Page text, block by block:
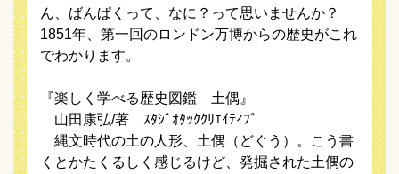
ん、ばんぱくって、なに？って思いませんか？
1851年、第一回のロンドン万博からの歴史がこれ
でわかります。
『楽しく学べる歴史図鑑 土偶』
山田康弘/著 ｽﾀｼﾞｵﾀｯｸｸﾘｴｲﾃｨﾌﾞ
縄文時代の土の人形、土偶（どぐう）。こう書
くとかたくるしく感じるけど、発掘された土偶の